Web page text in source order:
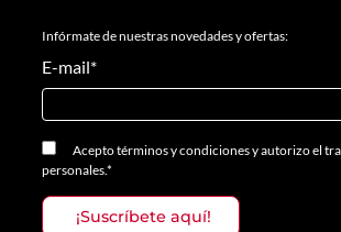
Infórmate de nuestras novedades y ofertas:
E-mail*
Aceptotérminos y condicionesyautorizo el
personales.*